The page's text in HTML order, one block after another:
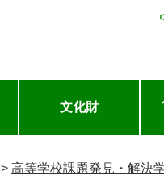
ー
し
文化財
> 高等学校課題発見・解決